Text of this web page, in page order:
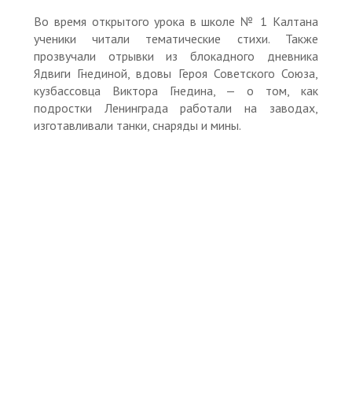
Во время открытого урока в школе № 1 Калтана
ученики читали тематические стихи. Также
прозвучали отрывки из блокадного дневника
Ядвиги Гнединой, вдовы Героя Советского Союза,
кузбассовца Виктора Гнедина, — о том, как
подростки Ленинграда работали на заводах,
изготавливали танки, снаряды и мины.